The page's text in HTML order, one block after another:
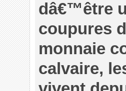
dâ€™être
coupures
monnaie
calvaire,